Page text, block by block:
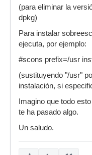
(para eliminar la
dpkg)
Para instalar
ejecuta, por ejemplo:
#scons prefix=/usr
(sustituyendo "/usr"
instalación, si
Imagino que todo
te ha pasado algo.
Un saludo.